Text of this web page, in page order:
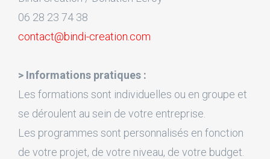
06 28 23 74 38
contact@bindi-creation.com
> Informations pratiques :
Les formations sont individuelles ou en groupe et
se déroulent au sein de votre entreprise.
Les programmes sont personnalisés en fonction
de votre projet, de votre niveau, de votre budget.